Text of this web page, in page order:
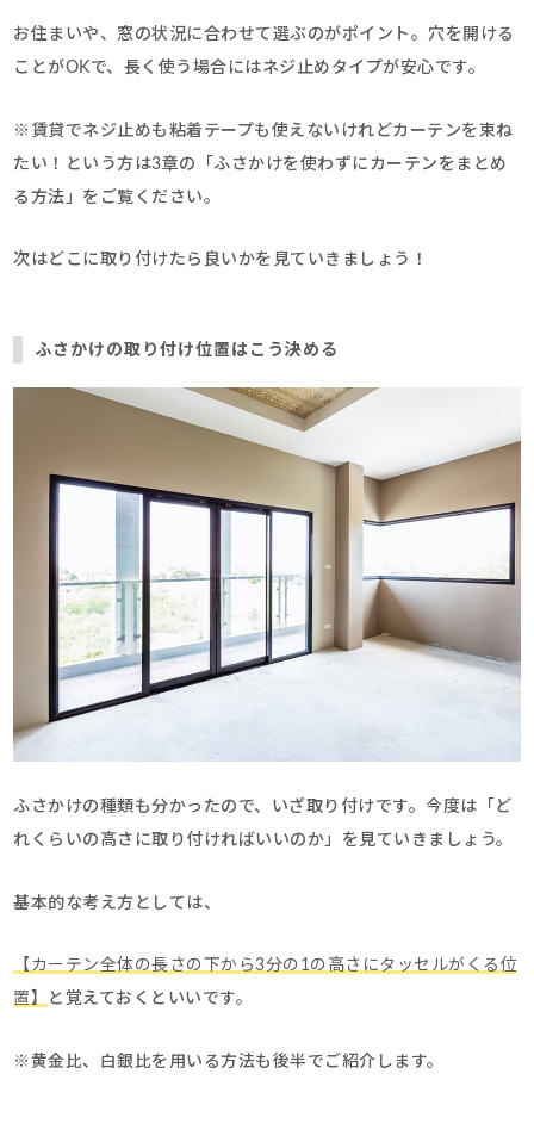
お住まいや、窓の状況に合わせて選ぶのがポイント。穴を開ける
ことがOKで、長く使う場合にはネジ止めタイプが安心です。
※賃貸でネジ止めも粘着テープも使えないけれどカーテンを束ね
たい！という方は3章の「ふさかけを使わずにカーテンをまとめ
る方法」をご覧ください。
次はどこに取り付けたら良いかを見ていきましょう！
ふさかけの取り付け位置はこう決める
ふさかけの種類も分かったので、いざ取り付けです。今度は「ど
れくらいの高さに取り付ければいいのか」を見ていきましょう。
基本的な考え方としては、
【カーテン全体の長さの下から3分の1の高さにタッセルがくる位
置】
と覚えておくといいです。
※黄金比、白銀比を用いる方法も後半でご紹介します。